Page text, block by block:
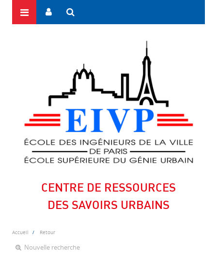
CENTRE DE RESSOURCES
DES SAVOIRS URBAINS
Accueil Retour
Nouvelle recherche